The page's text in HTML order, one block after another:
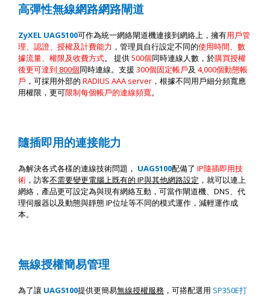
高彈性無線網路網路閘道
ZyXEL UAG5100可作為統一網絡閘道機連接到網絡上，擁有用戶管
理、認證、授權及計費能力 ，管理員自行設定不同的使用時間、數
據流量、權限及收費方式。 提供500個同時連線人數，於購買授權
後更可達到 800個同時連線。支援 300個固定帳戶及 4,000個動態帳
戶 ，可採用外部的 RADIUS AAA server ，根據不同用戶細分頻寬應
用權限 ， 更可限制每個帳戶的連線頻寬。
隨插即用的連接能力
為解決各式各樣的連線技術問題， UAG5100配備了 IP隨插即用技
術 ，訪客不需要變更電腦上既有的 IP與其他網路設定 ，就可以連上
網絡，產品更可設定為與現有網絡互動，可當作閘道機、 DNS、代
理伺服器以及動態與靜態IP位址等不同的模式運作，減輕運作成
本。
無線授權簡易管理
為了讓 UAG5100提供更簡易無線授權服務 ，可搭配選用 SP350E打